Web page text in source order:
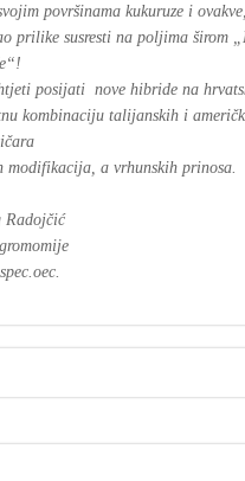
površinama kukuruze i ovakve,
prilike susresti na poljima širom
posijati nove hibride na
kombinaciju talijanskih i
modifikacija, a vrhunskih prinosa.